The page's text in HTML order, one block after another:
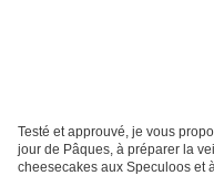
Testé et approuvé, je vous
jour de Pâques, à préparer la
cheesecakes aux Speculoos et